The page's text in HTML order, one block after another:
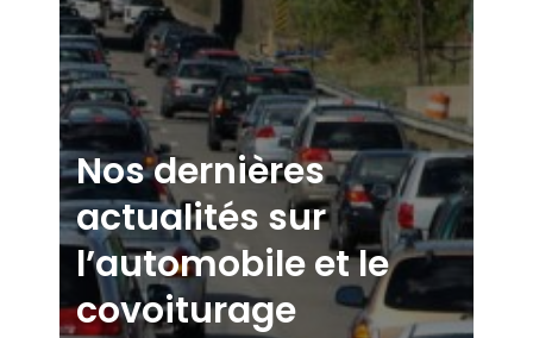
Nos dernières
actualités sur
l’automobileet le
covoiturage